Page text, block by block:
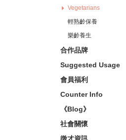
Vegetarians
輕熟齡保養
樂齡養生
合作品牌
Suggested Usage
會員福利
Counter Info
《Blog》
社會關懷